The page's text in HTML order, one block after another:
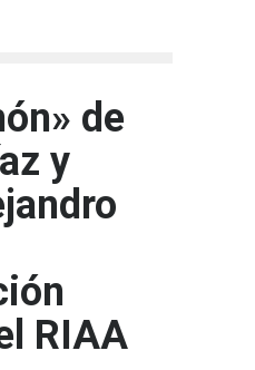
de
y
RIAA